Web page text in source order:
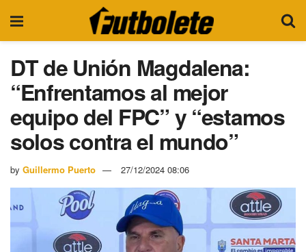
DT de Unión Magdalena:
“Enfrentamos al mejor
equipo del FPC” y “estamos
solos contra el mundo”
by Guillermo Puerto 27/12/2024 08:06